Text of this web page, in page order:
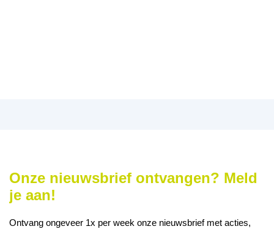
Onze nieuwsbrief ontvangen? Meld
je aan!
Ontvang ongeveer 1x per week onze nieuwsbrief met acties,